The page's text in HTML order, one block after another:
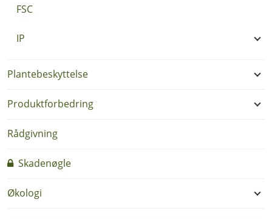
FSC
IP
Plantebeskyttelse
Produktforbedring
Rådgivning
Skadenøgle
Økologi